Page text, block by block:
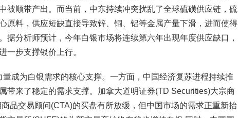
被顺带产出。而当前，中东持续冲突扰乱了全球硫磺供应链，硫
原料，供应短缺直接导致锌、铜、铝等金属产量下滑，进而使得
据分析师预计，今年白银市场将连续第六年出现年度供应缺口，
一步支撑银价上行。
量成为白银需求的核心支撑。一方面，中国经济复苏进程持续推
带来了稳定的需求支撑。加拿大道明证券(TD Securities)大宗商
品交易顾问(CTA)的买盘有所放缓，但中国市场的需求正重新抬